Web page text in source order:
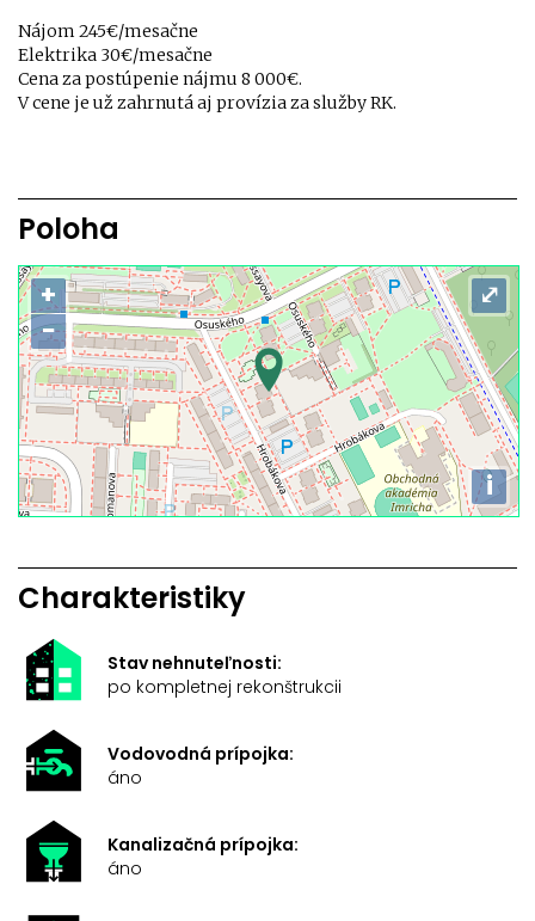
Nájom 245€/mesačne
Elektrika 30€/mesačne
Cena za postúpenie nájmu 8 000€.
V cene je už zahrnutá aj provízia za služby RK.
Poloha
+
−
i
⤢
Charakteristiky
Stav nehnuteľnosti:
po kompletnej rekonštrukcii
Vodovodná prípojka:
áno
Kanalizačná prípojka:
áno